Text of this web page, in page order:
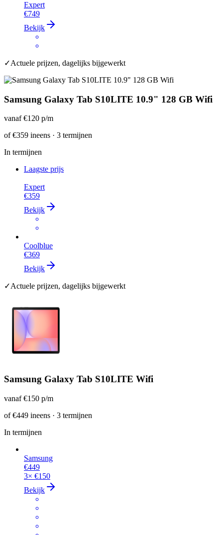
Expert
€749
Bekijk
✓Actuele prijzen, dagelijks bijgewerkt
Samsung Galaxy Tab S10LITE 10.9" 128 GB Wifi
vanaf€120 p/m
of€359 ineens · 3 termijnen
In termijnen
Laagste prijs
Expert
€359
Bekijk
Coolblue
€369
Bekijk
✓Actuele prijzen, dagelijks bijgewerkt
Samsung Galaxy Tab S10LITE Wifi
vanaf€150 p/m
of€449 ineens · 3 termijnen
In termijnen
Samsung
€449
3× €150
Bekijk